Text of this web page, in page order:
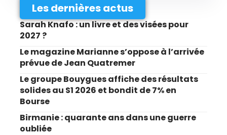
Les dernières actus
Sarah Knafo : un livre et des visées pour
2027 ?
Le magazine Marianne s’oppose à l’arrivée
prévue de Jean Quatremer
Le groupe Bouygues affiche des résultats
solides au S1 2026 et bondit de 7% en
Bourse
Birmanie : quarante ans dans une guerre
oubliée